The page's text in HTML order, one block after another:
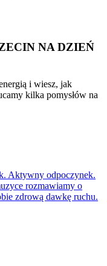
NA DZIEŃ
i wiesz, jak
kilka pomysłów na
Aktywny odpoczynek.
rozmawiamy o
zdrową dawkę ruchu.